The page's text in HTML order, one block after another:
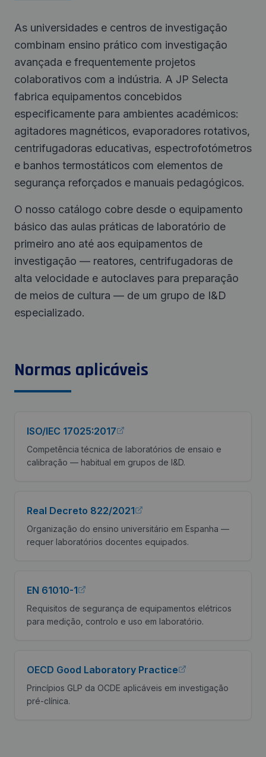
As universidades e centros de investigação
combinam ensino prático com investigação
avançada e frequentemente projetos
colaborativos com a indústria. A JP Selecta
fabrica equipamentos concebidos
especificamente para ambientes académicos:
agitadores magnéticos, evaporadores rotativos,
centrifugadoras educativas, espectrofotómetros
e banhos termostáticos com elementos de
segurança reforçados e manuais pedagógicos.
O nosso catálogo cobre desde o equipamento
básico das aulas práticas de laboratório de
primeiro ano até aos equipamentos de
investigação — reatores, centrifugadoras de
alta velocidade e autoclaves para preparação
de meios de cultura — de um grupo de I&D
especializado.
Normas aplicáveis
ISO/IEC 17025:2017
Competência técnica de laboratórios de ensaio e
calibração — habitual em grupos de I&D.
Real Decreto 822/2021
Organização do ensino universitário em Espanha —
requer laboratórios docentes equipados.
EN 61010-1
Requisitos de segurança de equipamentos elétricos
para medição, controlo e uso em laboratório.
OECD Good Laboratory Practice
Princípios GLP da OCDE aplicáveis em investigação
pré-clínica.